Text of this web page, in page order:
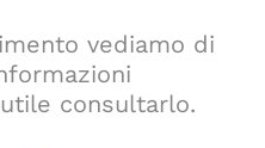
vediamo di
consultarlo.